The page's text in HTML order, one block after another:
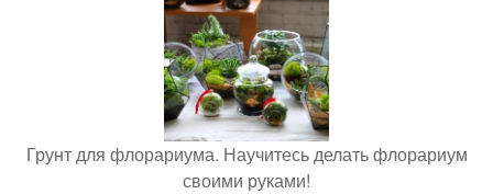
Грунт для флорариума. Научитесь делать флорариум
своими руками!